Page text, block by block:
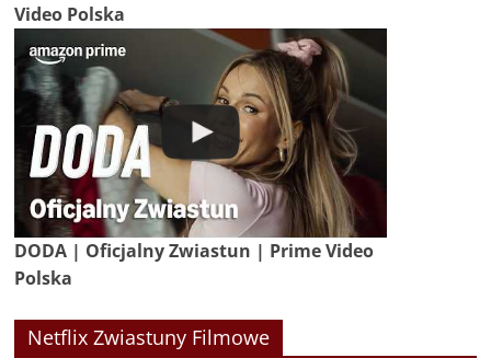
Video Polska
DODA | Oficjalny Zwiastun | Prime Video
Polska
Netflix Zwiastuny Filmowe